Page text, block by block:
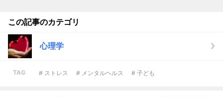
この記事のカテゴリ
心理学
TAG # ストレス # メンタルヘルス # 子ども